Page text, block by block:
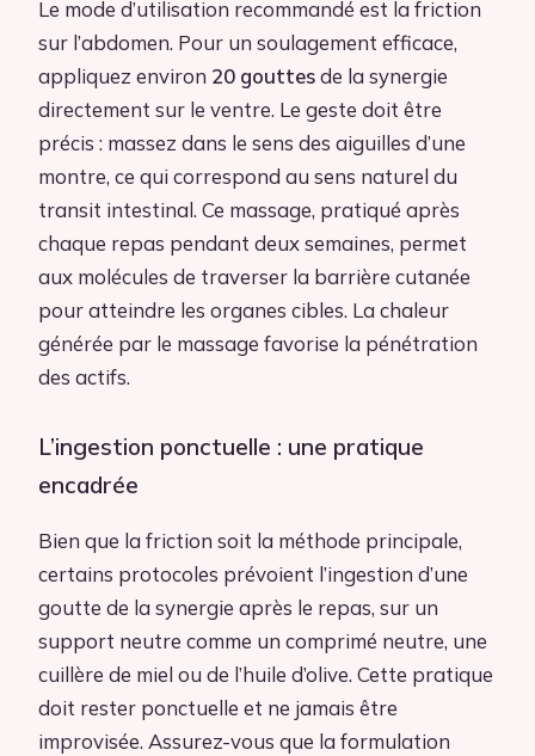
Le mode d’utilisation recommandé est la friction
sur l’abdomen. Pour un soulagement efficace,
appliquez environ 20 gouttesde la synergie
directement sur le ventre. Le geste doit être
précis : massez dans le sens des aiguilles d’une
montre, ce qui correspond au sens naturel du
transit intestinal. Ce massage, pratiqué après
chaque repas pendant deux semaines, permet
aux molécules de traverser la barrière cutanée
pour atteindre les organes cibles. La chaleur
générée par le massage favorise la pénétration
des actifs.
L’ingestion ponctuelle : une pratique
encadrée
Bien que la friction soit la méthode principale,
certains protocoles prévoient l’ingestion d’une
goutte de la synergie après le repas, sur un
support neutre comme un comprimé neutre, une
cuillère de miel ou de l’huile d’olive. Cette pratique
doit rester ponctuelle et ne jamais être
improvisée. Assurez-vous que la formulation